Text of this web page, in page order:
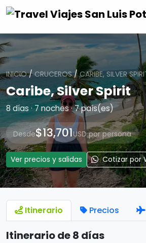
INICIO/CRUCEROS/CARIBE, SILVER
Caribe, Silver Spirit
8 días · 7 noches · 7 país(es)
Desde$13,701USD por persona
Ver precios y salidas Cotizar por
Itinerario Precios
Itinerario de 8 días